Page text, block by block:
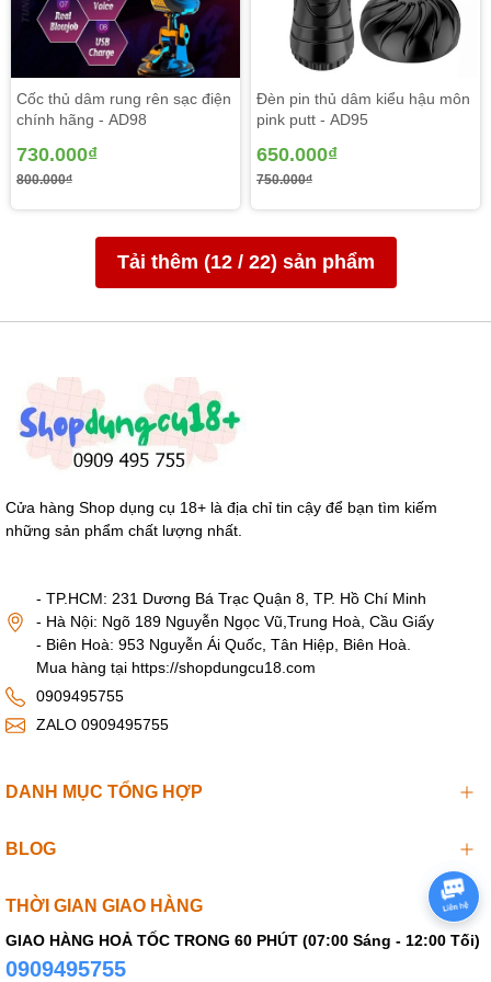
Mua Cốc Thủ Dâm Ngụy
Trang Không Rung Ở Đâu
Uy Tín?
thông tin cá nhân.
Cốc thủ dâm rung rên sạc điện
chính hãng - AD98
730.000₫
800.000₫
Đèn pin thủ dâm kiểu hậu môn
pink putt - AD95
650.000₫
750.000₫
Tải thêm (12/ 22) sản phẩm
Cửa hàng Shop dụng cụ 18+ là địa chỉ tin cậy để bạn tìm kiếm
những sản phẩm chất lượng nhất.
- TP.HCM: 231 Dương Bá Trạc Quận 8, TP. Hồ Chí Minh
- Hà Nội: Ngõ 189 Nguyễn Ngọc Vũ,Trung Hoà, Cầu Giấy
- Biên Hoà: 953 Nguyễn Ái Quốc, Tân Hiệp, Biên Hoà.
Mua hàng tại https://shopdungcu18.com
0909495755
ZALO 0909495755
DANH MỤC TỔNG HỢP
BLOG
THỜI GIAN GIAO HÀNG
GIAO HÀNG HOẢ TỐC TRONG 60 PHÚT (07:00 Sáng - 12:00 Tối)
0909495755